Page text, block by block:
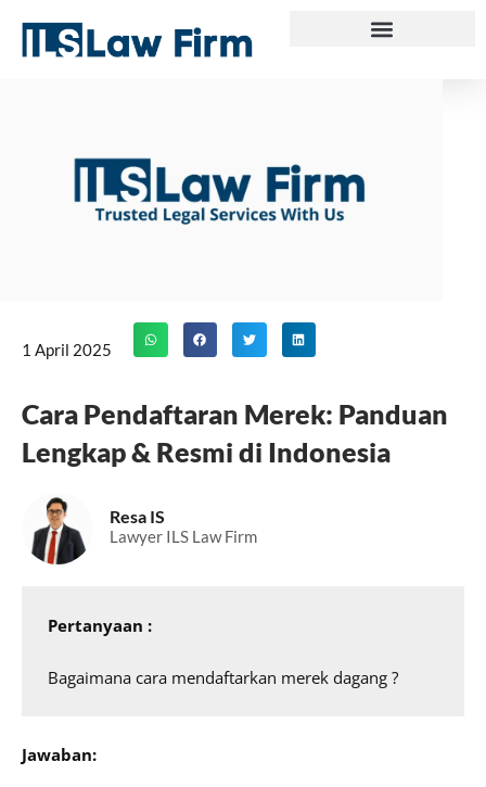
content
1 April 2025
Cara Pendaftaran Merek: Panduan
Lengkap & Resmi di Indonesia
Resa IS
Lawyer ILS Law Firm
Pertanyaan :
Bagaimana cara mendaftarkan merek dagang ?
Jawaban: